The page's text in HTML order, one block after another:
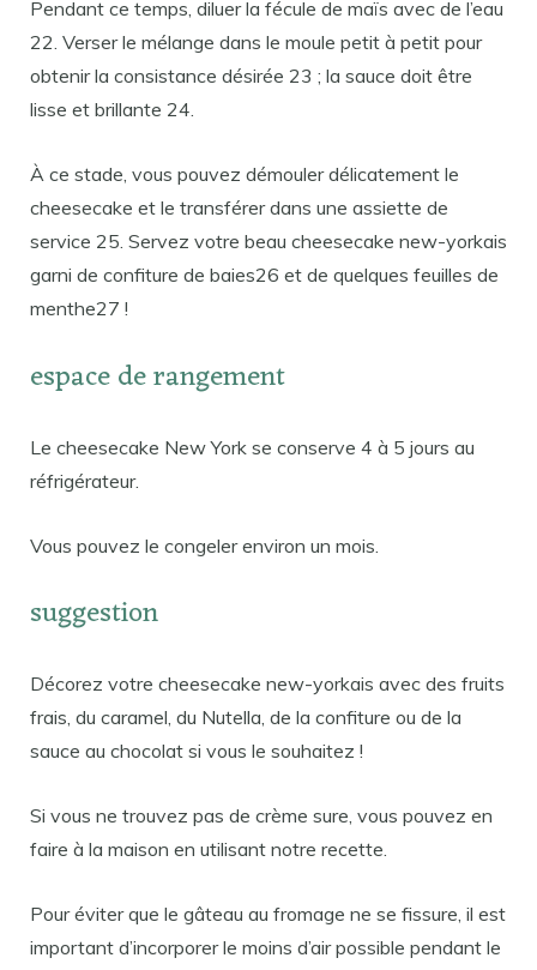
Pendant ce temps, diluer la fécule de maïs avec de l’eau
22. Verser le mélange dans le moule petit à petit pour
obtenir la consistance désirée 23 ; la sauce doit être
lisse et brillante 24.
À ce stade, vous pouvez démouler délicatement le
cheesecake et le transférer dans une assiette de
service 25. Servez votre beau cheesecake new-yorkais
garni de confiture de baies26 et de quelques feuilles de
menthe27 !
espace de rangement
Le cheesecake New York se conserve 4 à 5 jours au
réfrigérateur.
Vous pouvez le congeler environ un mois.
suggestion
Décorez votre cheesecake new-yorkais avec des fruits
frais, du caramel, du Nutella, de la confiture ou de la
sauce au chocolat si vous le souhaitez !
Si vous ne trouvez pas de crème sure, vous pouvez en
faire à la maison en utilisant notre recette.
Pour éviter que le gâteau au fromage ne se fissure, il est
important d’incorporer le moins d’air possible pendant le